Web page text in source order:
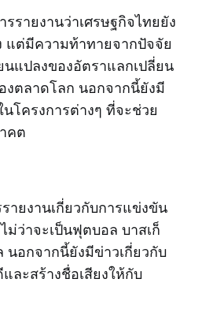
รายงานว่าเศรษฐกิจไทยยัง
แต่มีความท้าทายจากปัจจัย
นแปลงของอัตราแลกเปลี่ยน
ตลาดโลก นอกจากนี้ยังมี
โครงการต่างๆ ที่จะช่วย
คต
ายงานเกี่ยวกับการแข่งขัน
ม่ว่าจะเป็นฟุตบอล บาสเก็
นอกจากนี้ยังมีข่าวเกี่ยวกับ
ละสร้างชื่อเสียงให้กับ